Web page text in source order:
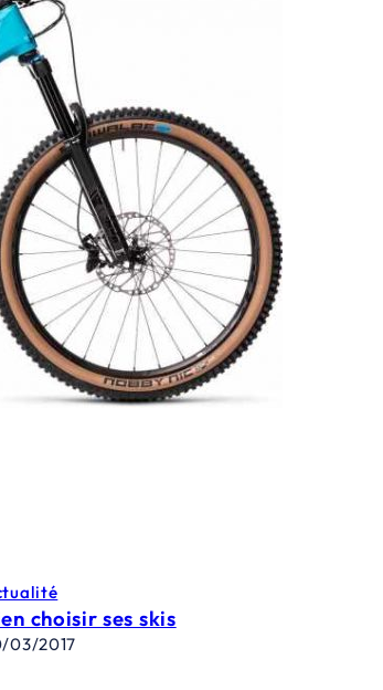
choisir ses skis
03/2017